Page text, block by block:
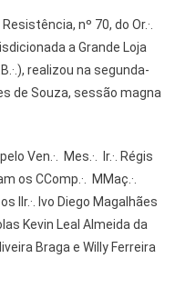
Resistência, nº 70, do Or.·.
a Grande Loja
realizou na segunda-
de Souza, sessão magna
Ven.·. Mes.·. Ir.·. Régis
os CComp.·. MMaç.·.
IIr.·. Ivo Diego Magalhães
Kevin Leal Almeida da
Braga e Willy Ferreira